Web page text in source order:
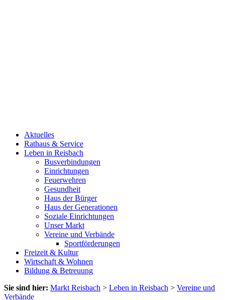
Aktuelles
Rathaus & Service
Leben in Reisbach
Busverbindungen
Einrichtungen
Feuerwehren
Gesundheit
Haus der Bürger
Haus der Generationen
Soziale Einrichtungen
Unser Markt
Vereine und Verbände
Sportförderungen
Freizeit & Kultur
Wirtschaft & Wohnen
Bildung & Betreuung
Sie sind hier: Markt Reisbach > Leben in Reisbach > Vereine und
Verbände